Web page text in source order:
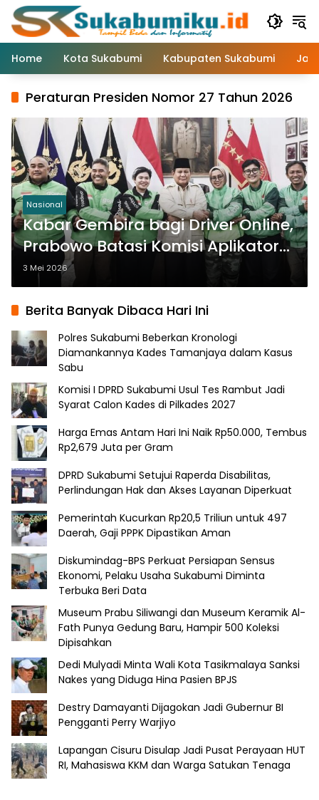
Langsung
konten
Home
Kota Sukabumi Kabupaten Sukabumi
Peraturan Presiden Nomor 27 Tahun 2026
Nasional
Kabar Gembira bagi Driver Online,
Prabowo Batasi Komisi Aplikator
Maksimal 8 Persen
3 Mei 2026
Berita Banyak Dibaca Hari Ini
Polres Sukabumi Beberkan Kronologi
Diamankannya Kades Tamanjaya dalam Kasus
Sabu
Komisi I DPRD Sukabumi Usul Tes Rambut Jadi
Syarat Calon Kades di Pilkades 2027
Harga Emas Antam Hari Ini Naik Rp50.000, Tembus
Rp2,679 Juta per Gram
DPRD Sukabumi Setujui Raperda Disabilitas,
Perlindungan Hak dan Akses Layanan Diperkuat
Pemerintah Kucurkan Rp20,5 Triliun untuk 497
Daerah, Gaji PPPK Dipastikan Aman
Diskumindag-BPS Perkuat Persiapan Sensus
Ekonomi, Pelaku Usaha Sukabumi Diminta
Terbuka Beri Data
Museum Prabu Siliwangi dan Museum Keramik Al-
Fath Punya Gedung Baru, Hampir 500 Koleksi
Dipisahkan
Dedi Mulyadi Minta Wali Kota Tasikmalaya Sanksi
Nakes yang Diduga Hina Pasien BPJS
Destry Damayanti Dijagokan Jadi Gubernur BI
Pengganti Perry Warjiyo
Lapangan Cisuru Disulap Jadi Pusat Perayaan HUT
RI, Mahasiswa KKM dan Warga Satukan Tenaga